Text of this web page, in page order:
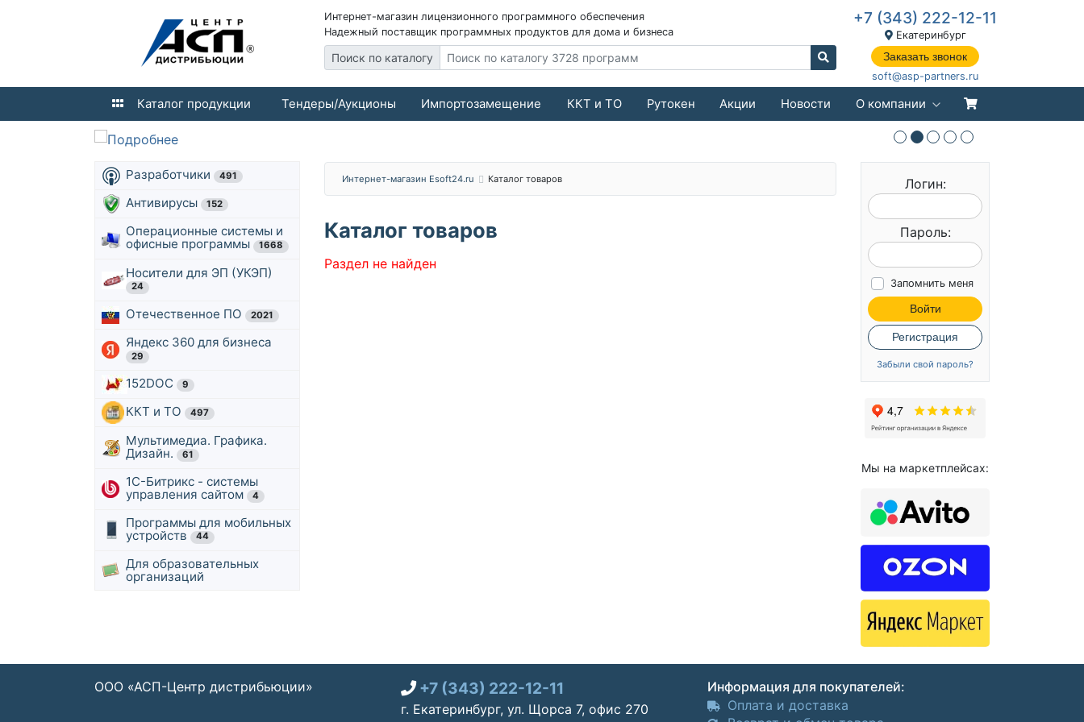
Интернет-магазин лицензионного программного обеспечения
Надежный поставщик программных продуктов для дома и бизнеса
Поиск по каталогу
+7 (343) 222-12-11
Екатеринбург
Заказать звонок
soft@asp-partners.ru
Каталог продукции Тендеры/Аукционы Импортозамещение ККТ и ТО Рутокен Акции Новости О компании
Разработчики 491
Антивирусы 152
Операционные системы и
офисные программы
1668
Носители для ЭП (УКЭП)
24
Отечественное ПО 2021
Яндекс 360 для бизнеса
29
152DOC 9
ККТ и ТО 497
Мультимедиа. Графика.
Дизайн.
61
1С-Битрикс - системы
управления сайтом
4
Программы для мобильных
устройств
44
Для образовательных
организаций
Интернет-магазин Esoft24.ru Каталог товаров
Каталог товаров
Раздел не найден
Логин:
Пароль:
Запомнить меня
Войти
Регистрация
Забыли свой пароль?
Мы на маркетплейсах:
ООО «АСП-Центр дистрибьюции» +7 (343) 222-12-11
г. Екатеринбург, ул. Щорса 7, офис 270
Информация для покупателей:
Оплата и доставка